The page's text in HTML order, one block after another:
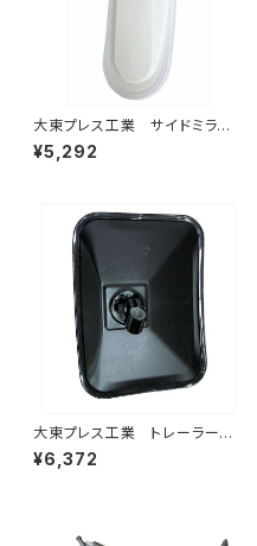
大東プレス工業 サイドミラー/
バックミラーH400 小判 DI-
8 DI-8
¥5,292
大東プレス工業 トレーラーミ
ラー 黒 UD L013 NS
角型 左 DI-58B
¥6,372